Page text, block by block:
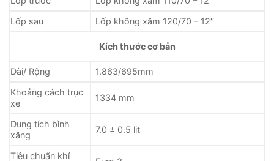
Lốp sau
Lốp không xăm 120/70 – 12′′
Kích thước cơ bản
Dài/ Rộng
1.863/695mm
Khoảng cách trục
xe
1334 mm
Dung tích bình
xăng
7.0 ± 0.5 lit
Tiêu chuẩn khí